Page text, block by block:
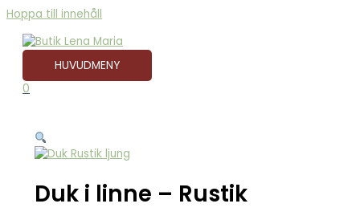
Hoppa till innehåll
HUVUDMENY
0
Duk i linne – Rustik